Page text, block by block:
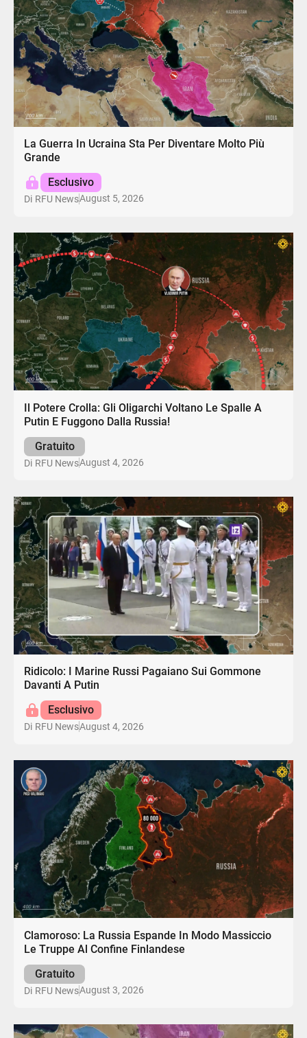
La Guerra In Ucraina Sta Per Diventare Molto Più
Grande
Esclusivo
Di RFU NewsAugust 5, 2026
Il Potere Crolla: Gli Oligarchi Voltano Le Spalle A
Putin E Fuggono Dalla Russia!
Gratuito
Di RFU NewsAugust 4, 2026
Ridicolo: I Marine Russi Pagaiano Sui Gommone
Davanti A Putin
Esclusivo
Di RFU NewsAugust 4, 2026
Clamoroso: La Russia Espande In Modo Massiccio
Le Truppe Al Confine Finlandese
Gratuito
Di RFU NewsAugust 3, 2026